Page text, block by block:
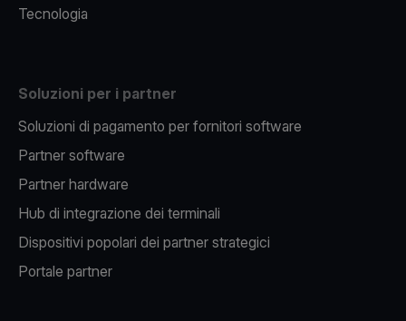
Tecnologia
Soluzioni per i partner
Soluzioni di pagamento per fornitori software
Partner software
Partner hardware
Hub di integrazione dei terminali
Dispositivi popolari dei partner strategici
Portale partner